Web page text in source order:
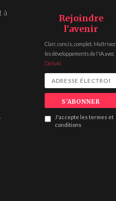
à
Rejoindre
l'avenir
Clair, concis, complet. Maîtrisez
les développements de l'IA avec
DailyAI
J'accepte les termes et
conditions